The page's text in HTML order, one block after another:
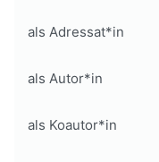
als Adressat*in
als Autor*in
als Koautor*in